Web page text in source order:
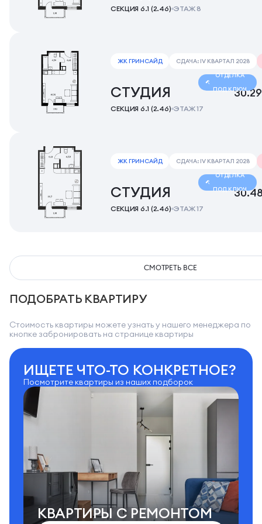
СМОТРЕТЬ ВСЕ
СЕКЦИЯ 6.1 (2.46) ЭТАЖ 8
ЖК ГРИНСАЙД СДАЧА: IV КВАРТАЛ 2028
СТУДИЯ
СЕКЦИЯ 6.1 (2.46) ЭТАЖ 17
ОТДЕЛКА
ПОД КЛЮЧ
ЖК ГРИНСАЙД СДАЧА: IV КВАРТАЛ 2028
СТУДИЯ
СЕКЦИЯ 6.1 (2.46) ЭТАЖ 17
ОТДЕЛКА
ПОД КЛЮЧ
ПОДОБРАТЬ КВАРТИРУ
Стоимость квартиры можете узнать у нашего менеджера по
кнопке забронировать на странице квартиры
ИЩЕТЕ ЧТО-ТО КОНКРЕТНОЕ?
Посмотрите квартиры из наших подборок
КВАРТИРЫ C РЕМОНТОМ